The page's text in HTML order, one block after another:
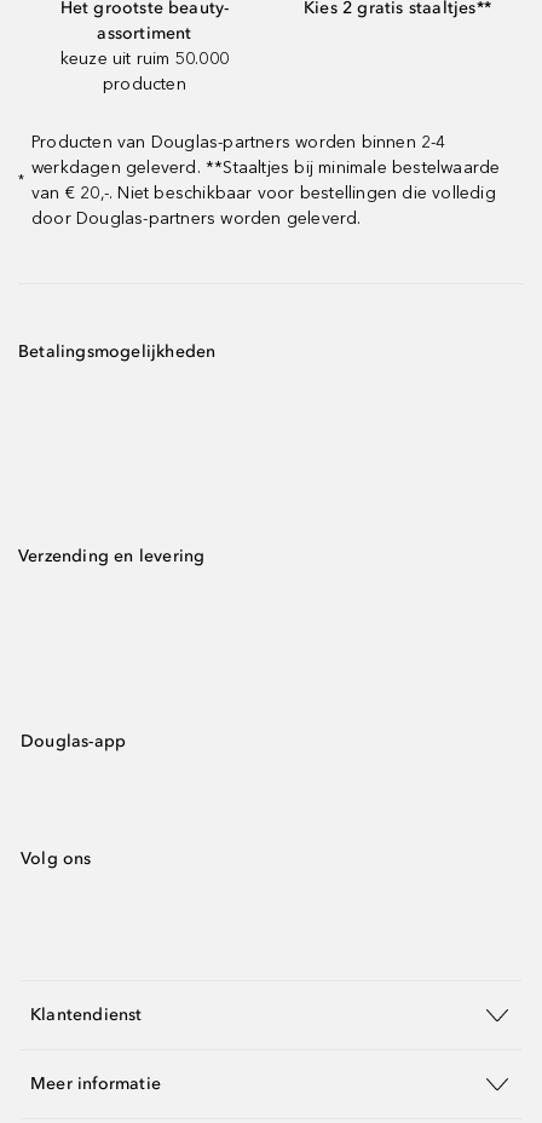
Het grootste beauty-
assortiment
keuze uit ruim 50.000
producten
Kies 2 gratis staaltjes**
*
Producten van Douglas-partners worden binnen 2-4
werkdagen geleverd. **Staaltjes bij minimale bestelwaarde
van € 20,-. Niet beschikbaar voor bestellingen die volledig
door Douglas-partners worden geleverd.
Betalingsmogelijkheden
Verzending en levering
Douglas-app
Volg ons
Klantendienst
Meer informatie